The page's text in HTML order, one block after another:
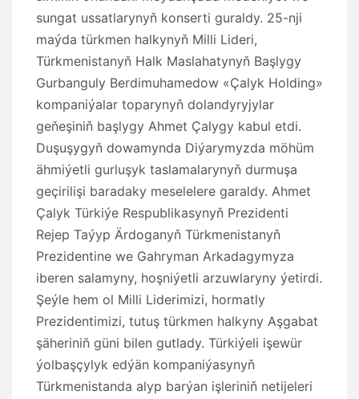
sungat ussatlarynyň konserti guraldy. 25-nji
maýda türkmen halkynyň Milli Lideri,
Türkmenistanyň Halk Maslahatynyň Başlygy
Gurbanguly Berdimuhamedow «Çalyk Holding»
kompaniýalar toparynyň dolandyryjylar
geňeşiniň başlygy Ahmet Çalygy kabul etdi.
Duşuşygyň dowamynda Diýarymyzda möhüm
ähmiýetli gurluşyk taslamalarynyň durmuşa
geçirilişi baradaky meselelere garaldy. Ahmet
Çalyk Türkiýe Respublikasynyň Prezidenti
Rejep Taýyp Ärdoganyň Türkmenistanyň
Prezidentine we Gahryman Arkadagymyza
iberen salamyny, hoşniýetli arzuwlaryny ýetirdi.
Şeýle hem ol Milli Liderimizi, hormatly
Prezidentimizi, tutuş türkmen halkyny Aşgabat
şäheriniň güni bilen gutlady. Türkiýeli işewür
ýolbaşçylyk edýän kompaniýasynyň
Türkmenistanda alyp barýan işleriniň netijeleri